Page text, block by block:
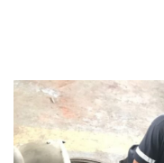
Plantation
Oils & Fats
Sugar